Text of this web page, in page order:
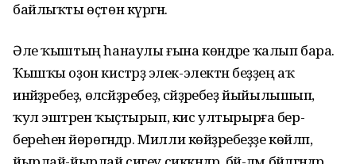
байлыҡты өҫтөн күргән.
Әле ҡыштың һанаулы ғына көндәре ҡалып бара.
Ҡышҡы оҙон кистәрҙә элек-электән беҙҙең аҡ
инәйҙәребеҙ, өләсәйҙәребеҙ, әсәйҙәребеҙ йыйылышып,
ҡул эштәрен ҡыҫтырып, кис ултырырға бер-
береһенә йөрөгәндәр. Милли көйҙәребеҙҙе көйләп,